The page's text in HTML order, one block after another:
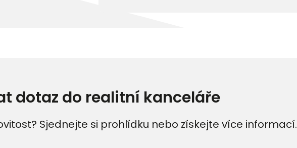
dotaz do realitní kanceláře
Sjednejte si prohlídku nebo získejte více informací.